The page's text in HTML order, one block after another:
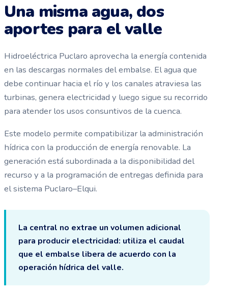
Una misma agua, dos
aportes para el valle
Hidroeléctrica Puclaro aprovecha la energía contenida
en las descargas normales del embalse. El agua que
debe continuar hacia el río y los canales atraviesa las
turbinas, genera electricidad y luego sigue su recorrido
para atender los usos consuntivos de la cuenca.
Este modelo permite compatibilizar la administración
hídrica con la producción de energía renovable. La
generación está subordinada a la disponibilidad del
recurso y a la programación de entregas definida para
el sistema Puclaro–Elqui.
La central no extrae un volumen adicional
para producir electricidad: utiliza el caudal
que el embalse libera de acuerdo con la
operación hídrica del valle.